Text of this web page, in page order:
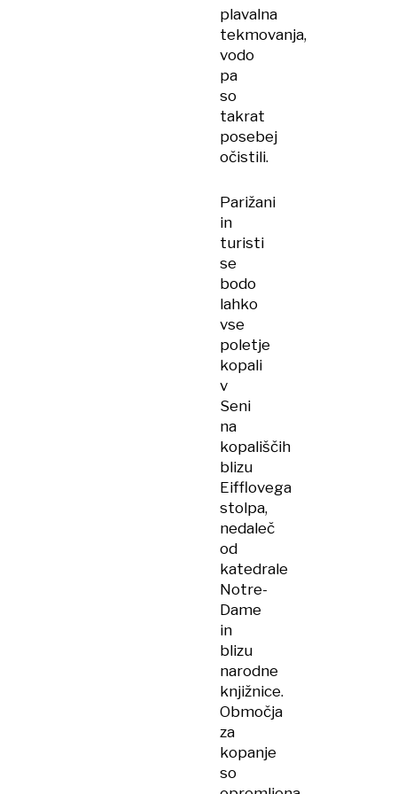
plavalna
tekmovanja,
vodo
pa
so
takrat
posebej
očistili.
Parižani
in
turisti
se
bodo
lahko
vse
poletje
kopali
v
Seni
na
kopališčih
blizu
Eifflovega
stolpa,
nedaleč
od
katedrale
Notre-
Dame
in
blizu
narodne
knjižnice.
Območja
za
kopanje
so